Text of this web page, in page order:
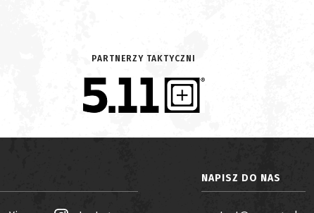
PARTNERZY TAKTYCZNI
NAPISZ DO NAS